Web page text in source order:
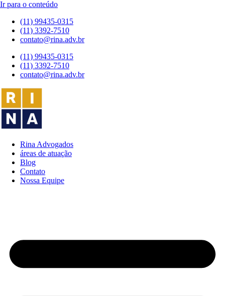
Ir para o conteúdo
(11) 99435-0315
(11) 3392-7510
contato@rina.adv.br
(11) 99435-0315
(11) 3392-7510
contato@rina.adv.br
Rina Advogados
áreas de atuação
Blog
Contato
Nossa Equipe